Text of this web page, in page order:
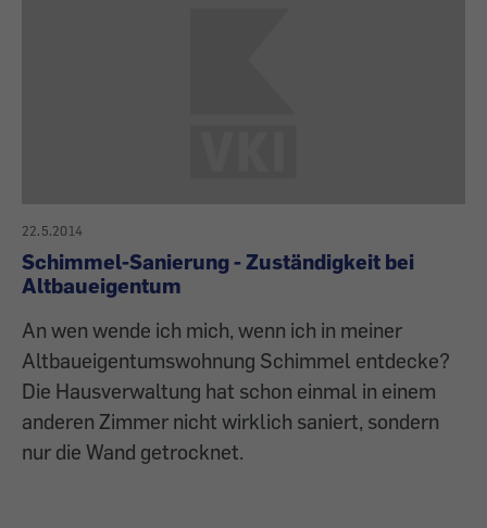
22.5.2014
Schimmel-Sanierung - Zuständigkeit bei
Altbaueigentum
An wen wende ich mich, wenn ich in meiner
Altbaueigentumswohnung Schimmel entdecke?
Die Hausverwaltung hat schon einmal in einem
anderen Zimmer nicht wirklich saniert, sondern
nur die Wand getrocknet.